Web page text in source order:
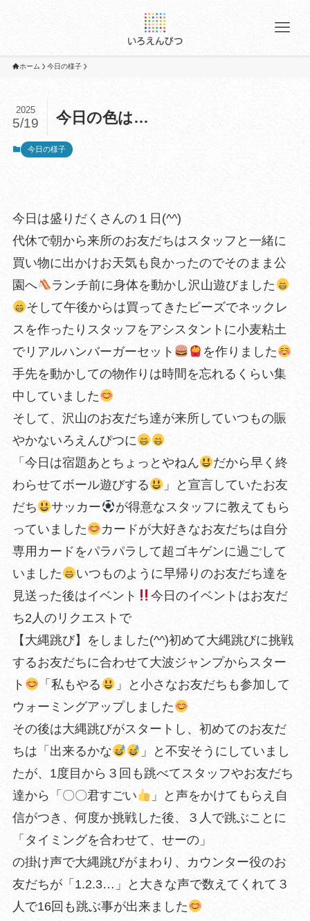
ホーム 今日の様子
今日の色は…
2025
5/19
今日の様子
今日は盛りだくさんの１日(^^)
代休で朝から来所のお友だちはスタッフと一緒に
買い物に出かけお天気も良かったのでそのまま公
園へ
ランチ前に身体を動かし沢山遊びました
そして午後からは買ってきたビーズでネックレ
スを作ったりスタッフをアシスタントに小麦粘土
でリアルハンバーガーセット
を作りました
手先を動かしての物作りは時間を忘れるくらい集
中していました
そして、沢山のお友だち達が来所していつもの賑
やかないろえんぴつに
「今日は宿題あとちょっとやねん
だから早く終
わらせてボール遊びする
」と宣言していたお友
だち
サッカー
が得意なスタッフに教えてもら
っていました
カードが大好きなお友だちは自分
専用カードをパラパラして超ゴキゲンに過ごして
いました
いつものように早帰りのお友だち達を
見送った後はイベント
今日のイベントはお友だ
ち2人のリクエストで
【大縄跳び】をしました(^^)初めて大縄跳びに挑戦
するお友だちに合わせて大波ジャンプからスター
ト
「私もやる
」と小さなお友だちも参加して
ウォーミングアップしました
その後は大縄跳びがスタートし、初めてのお友だ
ちは「出来るかな
」と不安そうにしていまし
たが、1度目から３回も跳べてスタッフやお友だち
達から「〇〇君すごい
」と声をかけてもらえ自
信がつき、何度か挑戦した後、３人で跳ぶことに
「タイミングを合わせて、せーの」
の掛け声で大縄跳びがまわり、カウンター役のお
友だちが「1.2.3…」と大きな声で数えてくれて３
人で16回も跳ぶ事が出来ました